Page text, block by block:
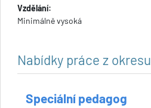
Vzdělání:
Minimálně vysoká
Nabídky práce z okresu
Speciální pedagog